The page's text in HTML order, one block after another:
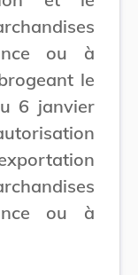
ou à
le
6 janvier
ou à